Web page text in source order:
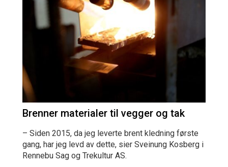
Brenner materialer til vegger og tak
– Siden 2015, da jeg leverte brent kledning første
gang, har jeg levd av dette, sier Sveinung Kosberg i
Rennebu Sag og Trekultur AS.